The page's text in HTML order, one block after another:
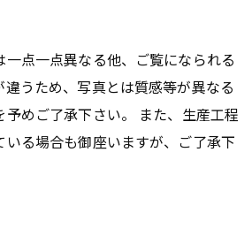
点一点異なる他、ご覧になられる
うため、写真とは質感等が異なる
めご了承下さい。 また、生産工程
る場合も御座いますが、ご了承下